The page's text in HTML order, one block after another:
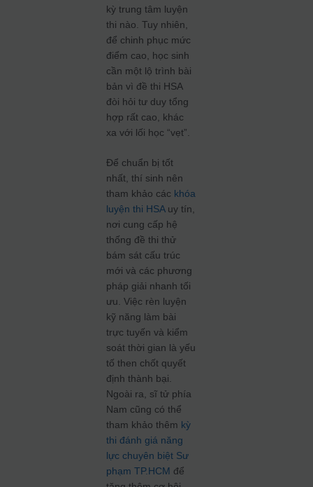
kỳ trung tâm luyện
thi nào. Tuy nhiên,
để chinh phục mức
điểm cao, học sinh
cần một lộ trình bài
bản vì đề thi HSA
đòi hỏi tư duy tổng
hợp rất cao, khác
xa với lối học “vẹt”.
Để chuẩn bị tốt
nhất, thí sinh nên
tham khảo các khóa
luyện thi HSAuy tín,
nơi cung cấp hệ
thống đề thi thử
bám sát cấu trúc
mới và các phương
pháp giải nhanh tối
ưu. Việc rèn luyện
kỹ năng làm bài
trực tuyến và kiểm
soát thời gian là yếu
tố then chốt quyết
định thành bại.
Ngoài ra, sĩ tử phía
Nam cũng có thể
tham khảo thêm kỳ
thi đánh giá năng
lực chuyên biệt Sư
phạm TP.HCM để